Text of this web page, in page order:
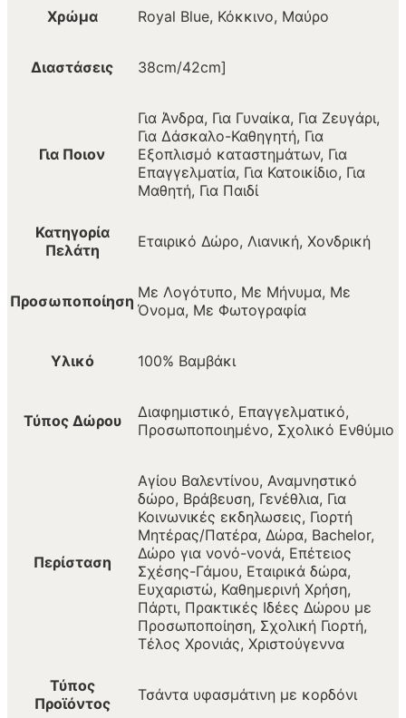
Χρώμα Royal Blue, Κόκκινο, Μαύρο
Διαστάσεις 38cm/42cm]
Για Ποιον
Για Άνδρα, Για Γυναίκα, Για Ζευγάρι,
Για Δάσκαλο-Καθηγητή, Για
Εξοπλισμό καταστημάτων, Για
Επαγγελματία, Για Κατοικίδιο, Για
Μαθητή, Για Παιδί
Κατηγορία
Πελάτη
Εταιρικό Δώρο, Λιανική, Χονδρική
Προσωποποίηση Με Λογότυπο, Με Μήνυμα, Με
Όνομα, Με Φωτογραφία
Υλικό 100% Βαμβάκι
Τύπος Δώρου
Διαφημιστικό, Επαγγελματικό,
Προσωποποιημένο, Σχολικό Ενθύμιο
Περίσταση
Αγίου Βαλεντίνου, Αναμνηστικό
δώρο, Βράβευση, Γενέθλια, Για
Κοινωνικές εκδηλωσεις, Γιορτή
Μητέρας/Πατέρα, Δώρα, Bachelor,
Δώρο για νονό-νονά, Επέτειος
Σχέσης-Γάμου, Εταιρικά δώρα,
Ευχαριστώ, Καθημερινή Χρήση,
Πάρτι, Πρακτικές Ιδέες Δώρου με
Προσωποποίηση, Σχολική Γιορτή,
Τέλος Χρονιάς, Χριστούγεννα
Τύπος
Προϊόντος
Τσάντα υφασμάτινη με κορδόνι